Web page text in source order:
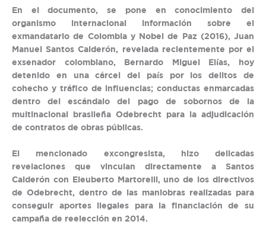
En el documento, se pone en conocimiento del
organismo internacional información sobre el
exmandatario de Colombia y Nobel de Paz (2016), Juan
Manuel Santos Calderón, revelada recientemente por el
exsenador colombiano, Bernardo Miguel Elías, hoy
detenido en una cárcel del país por los delitos de
cohecho y tráfico de influencias; conductas enmarcadas
dentro del escándalo del pago de sobornos de la
multinacional brasileña Odebrecht para la adjudicación
de contratos de obras públicas.
El mencionado excongresista, hizo delicadas
revelaciones que vinculan directamente a Santos
Calderón con Eleuberto Martorelli, uno de los directivos
de Odebrecht, dentro de las maniobras realizadas para
conseguir aportes ilegales para la financiación de su
campaña de reelección en 2014.